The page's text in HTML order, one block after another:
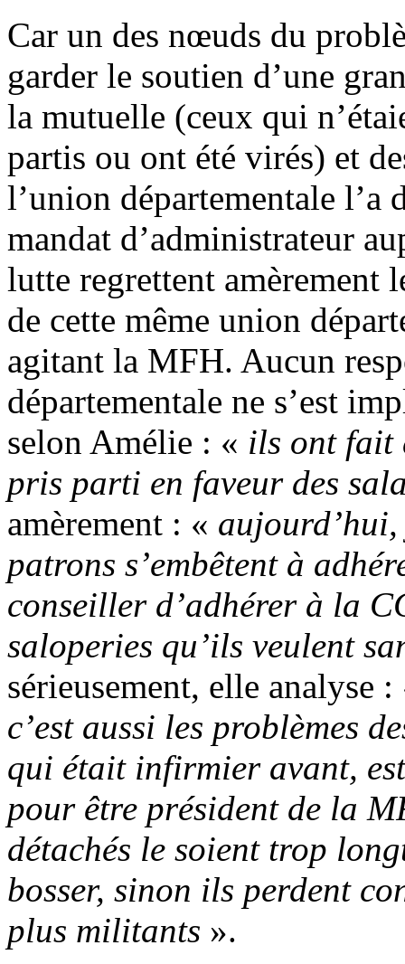
Car un des nœuds du
garder le soutien d’une
la mutuelle (ceux qui
partis ou ont été virés) et
l’union départementale l’a
mandat d’administrateur
lutte regrettent amèrement
de cette même union
agitant la MFH. Aucun
départementale ne s’est
selon Amélie : « ils ont fait
pris parti en faveur des
amèrement : «
patrons s’embêtent à
conseiller d’adhérer à la
saloperies qu’ils veulent
sérieusement, elle analyse
c’est aussi les problèmes
qui était infirmier avant,
pour être président de la
détachés le soient trop
bosser, sinon ils perdent
plus militants ».